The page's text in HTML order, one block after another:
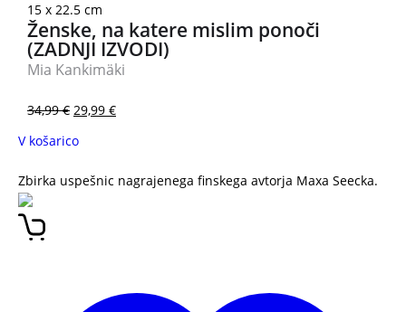
15 x 22.5 cm
Ženske, na katere mislim ponoči
(ZADNJI IZVODI)
Mia Kankimäki
34,99€ 29,99 €
V košarico
Zbirka uspešnic nagrajenega finskega avtorja Maxa Seecka.